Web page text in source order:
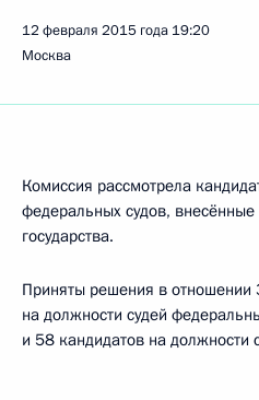
12 февраля 2015 года 19:20
Москва
Комиссия рассмотрела
федеральных судов,
государства.
Приняты решения в отношении
на должности судей
и 58 кандидатов на должности